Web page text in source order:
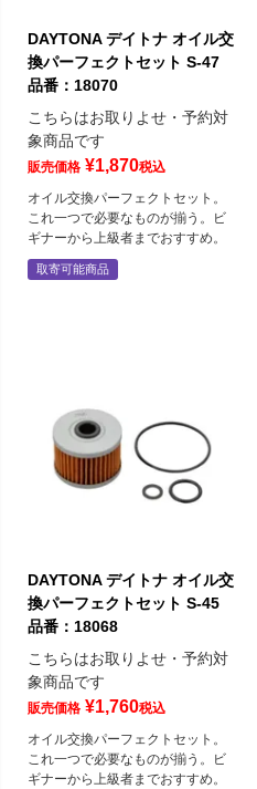
DAYTONA デイトナ オイル交
換パーフェクトセット S-47
品番：18070
こちらはお取りよせ・予約対
象商品です
販売価格 ¥1,870税込
オイル交換パーフェクトセット。
これ一つで必要なものが揃う。ビ
ギナーから上級者までおすすめ。
取寄可能商品
DAYTONA デイトナ オイル交
換パーフェクトセット S-45
品番：18068
こちらはお取りよせ・予約対
象商品です
販売価格 ¥1,760税込
オイル交換パーフェクトセット。
これ一つで必要なものが揃う。ビ
ギナーから上級者までおすすめ。